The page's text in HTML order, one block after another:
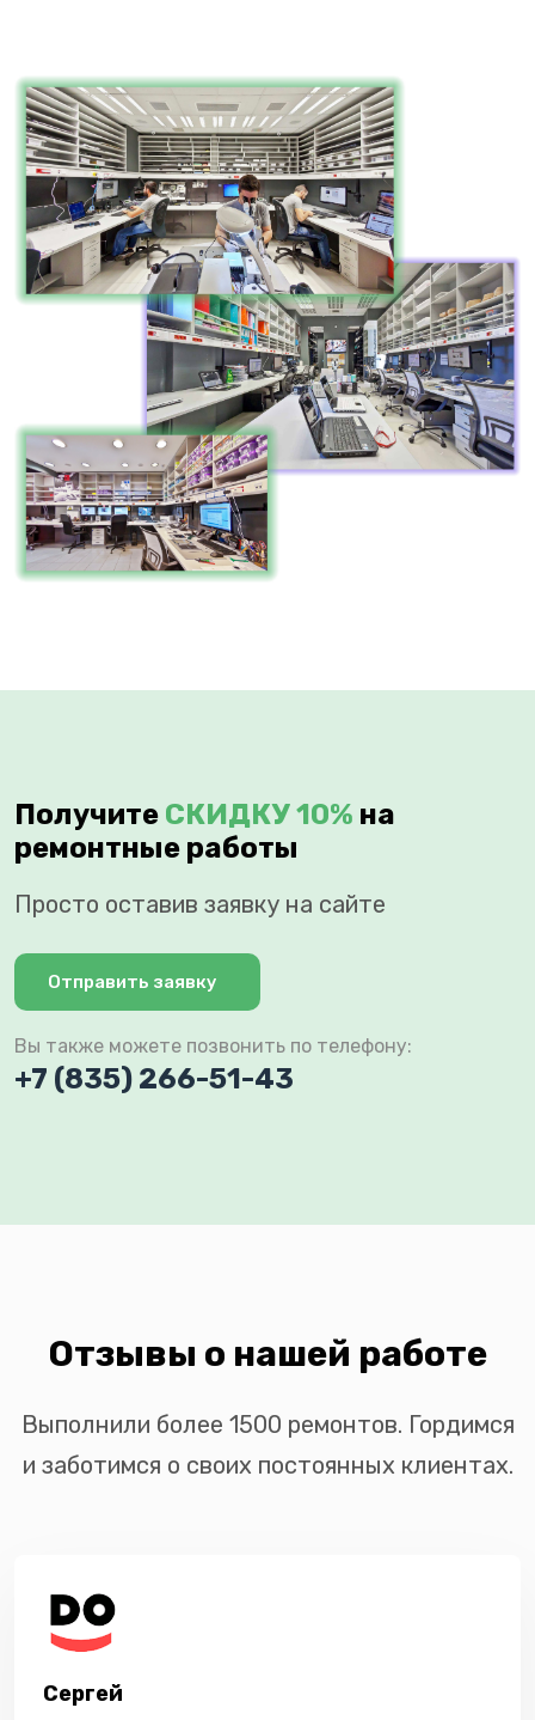
Получите СКИДКУ 10% на
ремонтные работы
Просто оставив заявку на сайте
Отправить заявку
Вы также можете позвонить по телефону:
+7 (835) 266-51-43
Отзывы о нашей работе
Выполнили более 1500 ремонтов. Гордимся
и заботимся о своих постоянных клиентах.
Сергей